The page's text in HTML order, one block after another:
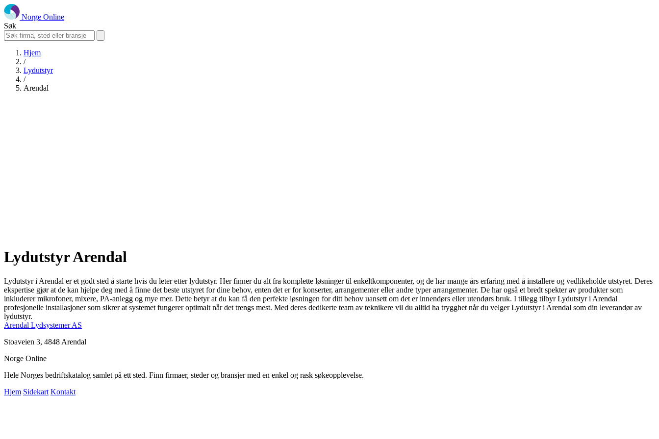
Norge Online
Søk
Hjem
/
Lydutstyr
/
Arendal
Lydutstyr Arendal
Lydutstyr i Arendal er et godt sted å starte hvis du leter etter lydutstyr. Her finner du alt fra komplette løsninger til enkeltkomponenter, og de har mange års erfaring med å installere og vedlikeholde utstyret. Deres
ekspertise gjør at de kan hjelpe deg med å finne det beste utstyret for dine behov, enten det er for konserter, arrangementer eller andre typer arrangementer. De har også et bredt spekter av produkter som
inkluderer mikrofoner, mixere, PA-anlegg og mye mer. Dette betyr at du kan få den perfekte løsningen for ditt behov uansett om det er innendørs eller utendørs bruk. I tillegg tilbyr Lydutstyr i Arendal
profesjonelle installasjoner som sikrer at systemet fungerer optimalt når det trengs mest. Med deres dedikerte team av teknikere vil du alltid ha trygghet når du velger Lydutstyr i Arendal som din leverandør av
lydutstyr.
Arendal Lydsystemer AS
Stoaveien 3, 4848 Arendal
Norge Online
Hele Norges bedriftskatalog samlet på ett sted. Finn firmaer, steder og bransjer med en enkel og rask søkeopplevelse.
Hjem Sidekart Kontakt